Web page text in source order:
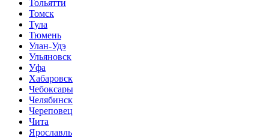
Тольятти
Томск
Тула
Тюмень
Улан-Удэ
Ульяновск
Уфа
Хабаровск
Чебоксары
Челябинск
Череповец
Чита
Ярославль